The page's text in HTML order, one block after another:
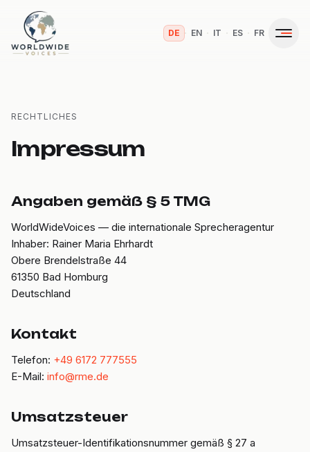
DE · EN · IT · ES · FR
RECHTLICHES
Impressum
Angaben gemäß § 5 TMG
WorldWideVoices — die internationale Sprecheragentur
Inhaber: Rainer Maria Ehrhardt
Obere Brendelstraße 44
61350 Bad Homburg
Deutschland
Kontakt
Telefon: +49 6172 777555
E-Mail: info@rme.de
Umsatzsteuer
Umsatzsteuer-Identifikationsnummer gemäß § 27 a